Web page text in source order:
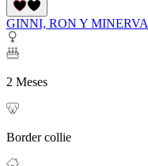
GINNI, RON Y MINERVA
2 Meses
Border collie